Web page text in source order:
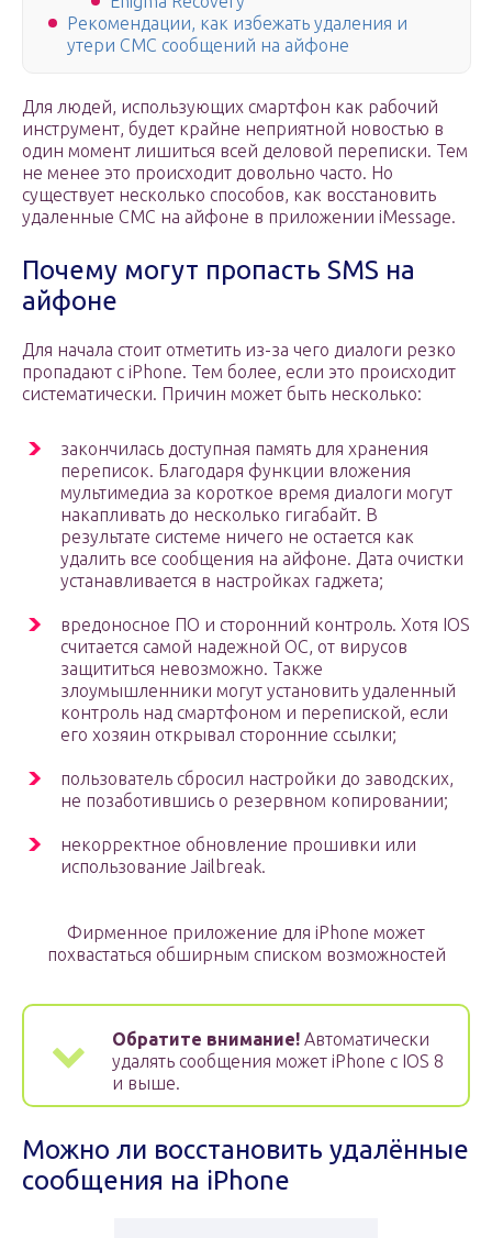
Рекомендации, как избежать удаления и
утери СМС сообщений на айфоне
Для людей, использующих смартфон как рабочий
инструмент, будет крайне неприятной новостью в
один момент лишиться всей деловой переписки. Тем
не менее это происходит довольно часто. Но
существует несколько способов, как восстановить
удаленные СМС на айфоне в приложении iMessage.
Почему могут пропасть SMS на
айфоне
Для начала стоит отметить из-за чего диалоги резко
пропадают с iPhone. Тем более, если это происходит
систематически. Причин может быть несколько:
закончилась доступная память для хранения
переписок. Благодаря функции вложения
мультимедиа за короткое время диалоги могут
накапливать до несколько гигабайт. В
результате системе ничего не остается как
удалить все сообщения на айфоне. Дата очистки
устанавливается в настройках гаджета;
вредоносное ПО и сторонний контроль. Хотя IOS
считается самой надежной ОС, от вирусов
защититься невозможно. Также
злоумышленники могут установить удаленный
контроль над смартфоном и перепиской, если
его хозяин открывал сторонние ссылки;
пользователь сбросил настройки до заводских,
не позаботившись о резервном копировании;
некорректное обновление прошивки или
использование Jailbreak.
Фирменное приложение для iPhone может
похвастаться обширным списком возможностей
Обратите внимание! Автоматически
удалять сообщения может iPhone с IOS 8
и выше.
Можно ли восстановить удалённые
сообщения на iPhone